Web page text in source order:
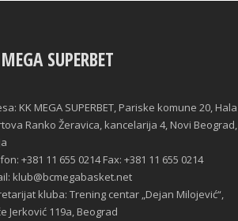
SUPERBET
KK MEGA SUPERBET, Pariske komune 20, Hala
Ranko Žeravica, kancelarija 4, Novi Beograd,
+381 11 655 0214 Fax: +381 11 655 0214
klub@bcmegabasket.net
kluba: Trening centar „Dejan Milojević“,
Jerković 119a, Beograd